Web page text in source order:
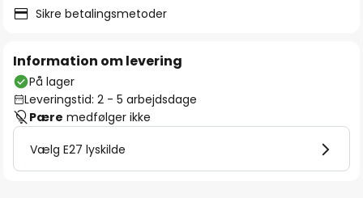
Sikre betalingsmetoder
Information om levering
På lager
Leveringstid: 2 - 5 arbejdsdage
Pære medfølger ikke
Vælg E27 lyskilde